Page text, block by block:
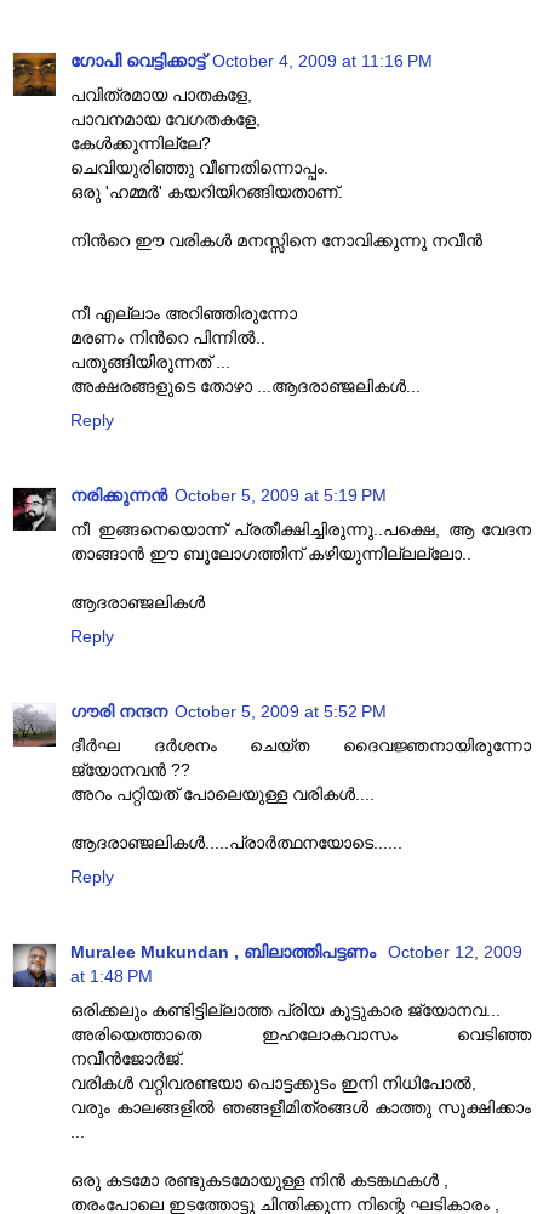
ഗോപി വെട്ടിക്കാട്ട് October 4, 2009 at 11:16 PM
പവിത്രമായ പാതകളേ,
പാവനമായ വേഗതകളേ,
കേള്‍ക്കുന്നില്ലേ?
ചെവിയുരിഞ്ഞു വീണതിന്നൊപ്പം.
ഒരു 'ഹമ്മര്‍' കയറിയിറങ്ങിയതാണ്‌.
നിന്‍റെ ഈ വരികള്‍ മനസ്സിനെ നോവിക്കുന്നു നവീന്‍
നീ എല്ലാം അറിഞ്ഞിരുന്നോ
മരണം നിന്‍റെ പിന്നില്‍..
പതുങ്ങിയിരുന്നത് ...
അക്ഷരങ്ങളുടെ തോഴാ ...ആദരാഞ്ജലികള്‍...
Reply
നരിക്കുന്നൻ October 5, 2009 at 5:19 PM
നീ ഇങ്ങനെയൊന്ന് പ്രതീക്ഷിച്ചിരുന്നു..പക്ഷെ, ആ വേദന
താങ്ങാൻ ഈ ബൂലോഗത്തിന് കഴിയുന്നില്ലല്ലോ..
ആദരാഞ്ജലികൾ
Reply
ഗൗരി നന്ദന October 5, 2009 at 5:52 PM
ദീര്‍ഘ ദര്‍ശനം ചെയ്ത ദൈവജ്ഞനായിരുന്നോ
ജ്യോനവന്‍ ??
അറം പറ്റിയത് പോലെയുള്ള വരികള്‍....
ആദരാഞ്ജലികള്‍.....പ്രാര്‍ത്ഥനയോടെ......
Reply
Muralee Mukundan , ബിലാത്തിപട്ടണം October 12, 2009
at 1:48 PM
ഒരിക്കലും കണ്ടിട്ടില്ലാത്ത പ്രിയ കൂട്ടുകാര ജ്യോനവ...
അരിയെത്താതെ ഇഹലോകവാസം വെടിഞ്ഞ
നവീന്‍ജോര്‍ജ്‌.
വരികള്‍ വറ്റിവരണ്ടയാ പൊട്ടക്കുടം ഇനി നിധിപോല്‍,
വരും കാലങ്ങളില്‍ ഞങ്ങളീമിത്രങ്ങള്‍ കാത്തു സൂക്ഷിക്കാം
ഒരു കടമോ രണ്ടുകടമോയുള്ള നിന്‍ കടങ്കഥകള്‍ ,
തരംപോലെ ഇടത്തോട്ടു ചിന്തിക്കുന്ന നിന്റെ ഘടികാരം ,